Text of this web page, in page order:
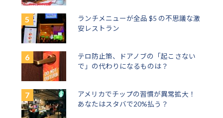
ランチメニューが全品 $5 の不思議な激
安レストラン
テロ防止策、ドアノブの「起こさない
で」の代わりになるものは？
アメリカでチップの習慣が異常拡大！
あなたはスタバで20%払う？